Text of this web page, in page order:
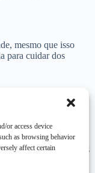
or access device
as browsing behavior
affect certain
mesmo que isso
para cuidar dos
ação
eficaz, que
um mundo mais